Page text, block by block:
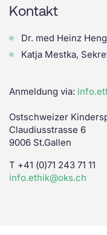
Kontakt
Dr. med Heinz
Katja Mestka,
Anmeldung via:
Ostschweizer
Claudiusstrasse 6
9006 St.Gallen
T +41 (0)71 243 71 11
info.ethik@oks.ch